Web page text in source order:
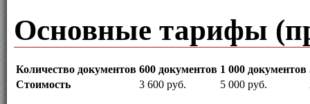
Основные тарифы
Количество документов 600 документов 1 000 документов
Стоимость
3 600 руб. 5 000 руб.